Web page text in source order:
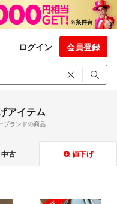
ログイン 会員登録
アイテム
ブランドの商品
中古 値下げ